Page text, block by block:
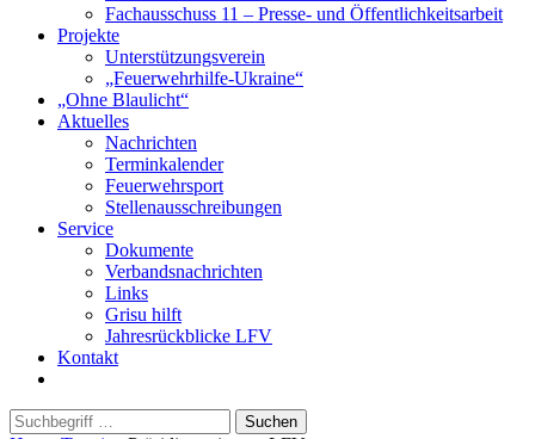
Fachausschuss 11 – Presse- und Öffentlichkeitsarbeit
Projekte
Unterstützungsverein
„Feuerwehrhilfe-Ukraine“
„Ohne Blaulicht“
Aktuelles
Nachrichten
Terminkalender
Feuerwehrsport
Stellenausschreibungen
Service
Dokumente
Verbandsnachrichten
Links
Grisu hilft
Jahresrückblicke LFV
Kontakt
Suchen